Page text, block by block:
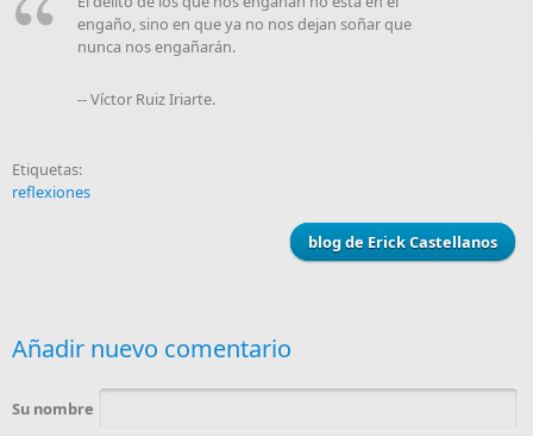
engaño, sino en que ya no nos dejan soñar que
nunca nos engañarán.
-- Víctor Ruiz Iriarte.
Etiquetas:
reflexiones
blog de Erick Castellanos
Añadir nuevo comentario
Su nombre